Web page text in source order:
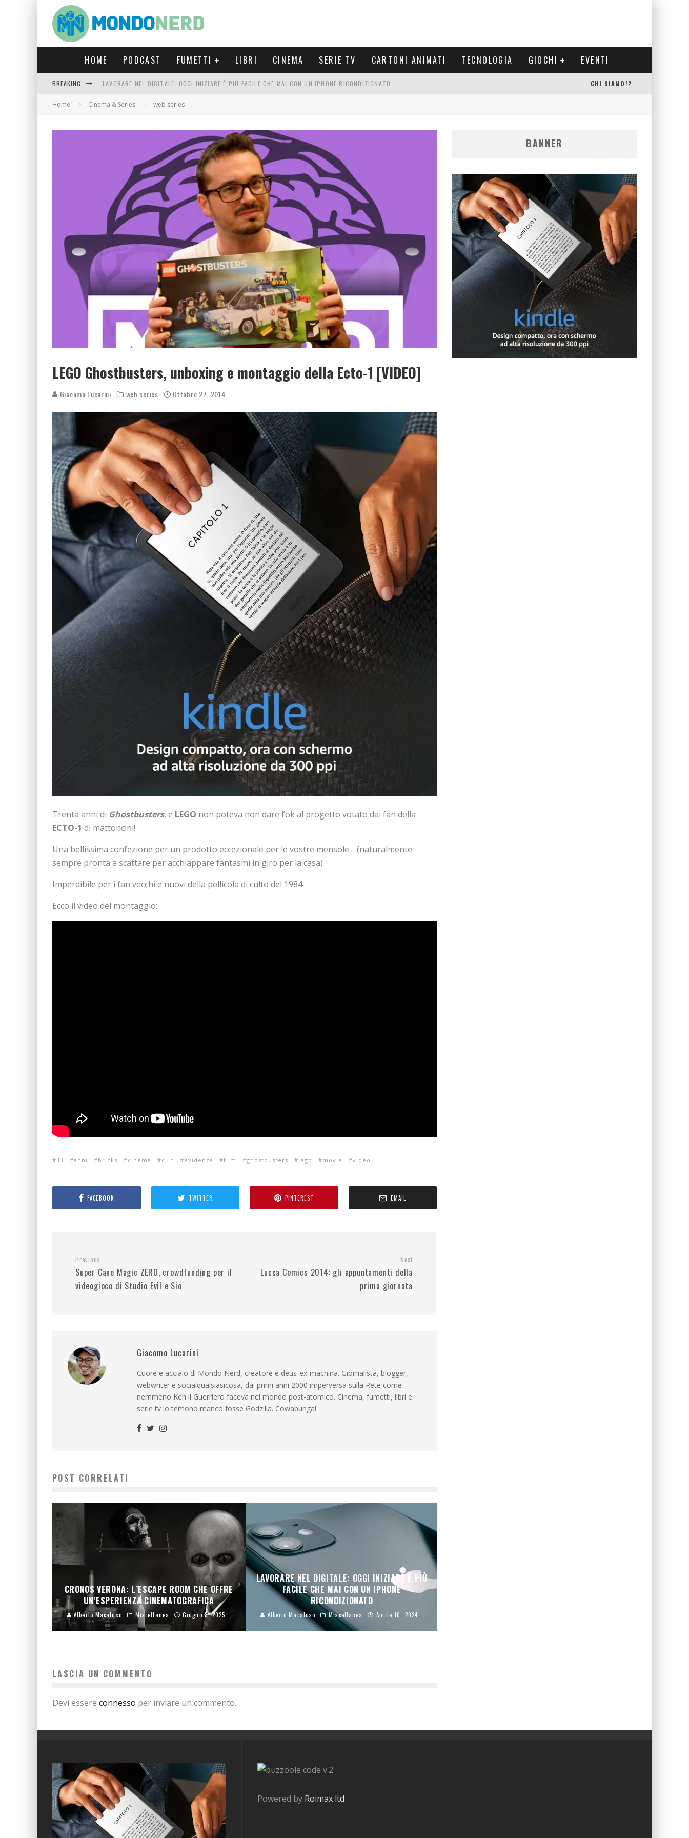
HOME PODCAST FUMETTI LIBRI CINEMA SERIE TV CARTONI ANIMATI TECNOLOGIA GIOCHI EVENTI
BREAKING LAVORARE NEL DIGITALE: OGGI INIZIARE È PIÙ FACILE CHE MAI CON UN IPHONE RICONDIZIONATO
FORTNITE CAPITOLO 5 STAGIONE 2: TUTTE LE NUOVE ARMI MIGLIORI DA PROVARE
CRONOS VERONA: L’ESCAPE ROOM CHE OFFRE UN'ESPERIENZA CINEMATOGRAFICA
CHI SIAMO!?
Home Cinema & Series web series
LEGO Ghostbusters, unboxing e montaggio della Ecto-1 [VIDEO]
Giacomo Lucarini web series Ottobre 27, 2014
Trenta anni di Ghostbusters, e LEGO non poteva non dare l’ok al progetto votato dai fan della
ECTO-1 di mattoncini!
Una bellissima confezione per un prodotto eccezionale per le vostre mensole… (naturalmente
sempre pronta a scattare per acchiappare fantasmi in giro per la casa)
Imperdibile per i fan vecchi e nuovi della pellicola di culto del 1984.
Ecco il video del montaggio:
30 anni bricks cinema cult evidenza film ghostbusters lego movie video
FACEBOOK TWITTER PINTEREST EMAIL
Previous
Super Cane Magic ZERO, crowdfunding per il
videogioco di Studio Evil e Sio
Next
Lucca Comics 2014: gli appuntamenti della
prima giornata
Giacomo Lucarini
Cuore e acciaio di Mondo Nerd, creatore e deus-ex-machina. Giornalista, blogger,
webwriter e socialqualsiasicosa, dai primi anni 2000 imperversa sulla Rete come
nemmeno Ken il Guerriero faceva nel mondo post-atomico. Cinema, fumetti, libri e
serie tv lo temono manco fosse Godzilla. Cowabunga!
POST CORRELATI
CRONOS VERONA: L’ESCAPE ROOM CHE OFFRE
UN’ESPERIENZA CINEMATOGRAFICA
Alberto Macaluso Miscellanea Giugno 8, 2025
LAVORARE NEL DIGITALE: OGGI INIZIARE È PIÙ
FACILE CHE MAI CON UN IPHONE
RICONDIZIONATO
Alberto Macaluso Miscellanea Aprile 10, 2024
LASCIA UN COMMENTO
Devi essere connesso per inviare un commento.
BANNER
v.2
Powered by Roimax ltd